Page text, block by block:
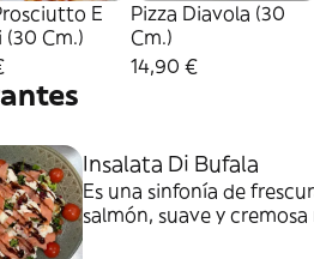
E
(30 Cm.)
Pizza Diavola (30
Cm.)
14,90 €
Insalata Di Bufala
Es una sinfonía de
salmón, suave y